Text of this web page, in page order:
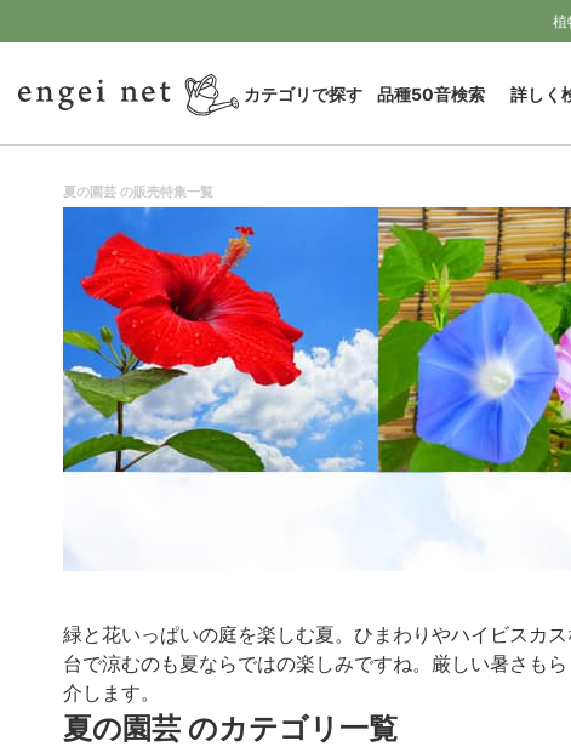
植
カテゴリで探す 品種50音検索 詳しく
夏の園芸 の販売特集一覧
緑と花いっぱいの庭を楽しむ夏。ひまわりやハイビスカ
台で涼むのも夏ならではの楽しみですね。厳しい暑さも
介します。
夏の園芸 のカテゴリ一覧